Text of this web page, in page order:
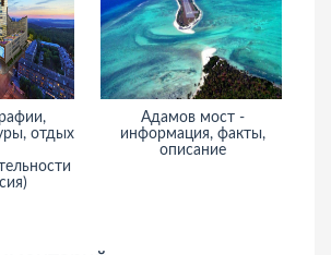
отдых
Адамов мост -
информация, факты,
описание